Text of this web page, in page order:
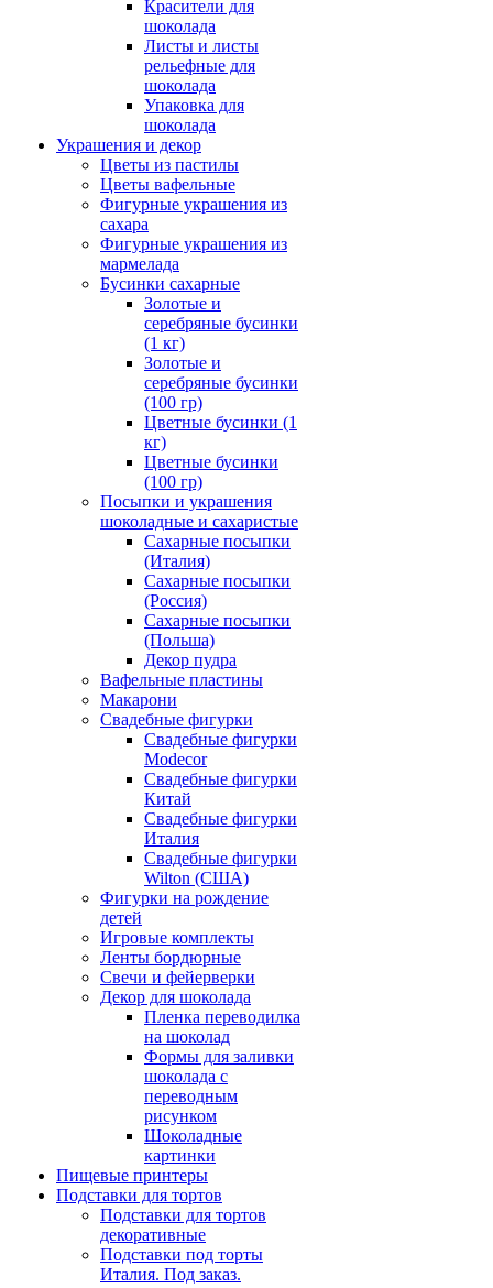
Красители для
шоколада
Листы и листы
рельефные для
шоколада
Упаковка для
шоколада
Украшения и декор
Цветы из пастилы
Цветы вафельные
Фигурные украшения из
сахара
Фигурные украшения из
мармелада
Бусинки сахарные
Золотые и
серебряные бусинки
(1 кг)
Золотые и
серебряные бусинки
(100 гр)
Цветные бусинки (1
кг)
Цветные бусинки
(100 гр)
Посыпки и украшения
шоколадные и сахаристые
Сахарные посыпки
(Италия)
Сахарные посыпки
(Россия)
Сахарные посыпки
(Польша)
Декор пудра
Вафельные пластины
Макарони
Свадебные фигурки
Свадебные фигурки
Modecor
Свадебные фигурки
Китай
Свадебные фигурки
Италия
Свадебные фигурки
Wilton (США)
Фигурки на рождение
детей
Игровые комплекты
Ленты бордюрные
Свечи и фейерверки
Декор для шоколада
Пленка переводилка
на шоколад
Формы для заливки
шоколада с
переводным
рисунком
Шоколадные
картинки
Пищевые принтеры
Подставки для тортов
Подставки для тортов
декоративные
Подставки под торты
Италия. Под заказ.